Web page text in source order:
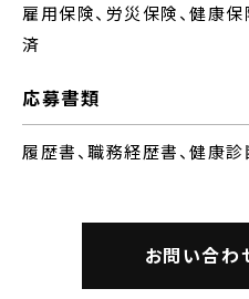
雇用保険、労災保険、健康
済
応募書類
履歴書、職務経歴書、健康診
お問い合わ